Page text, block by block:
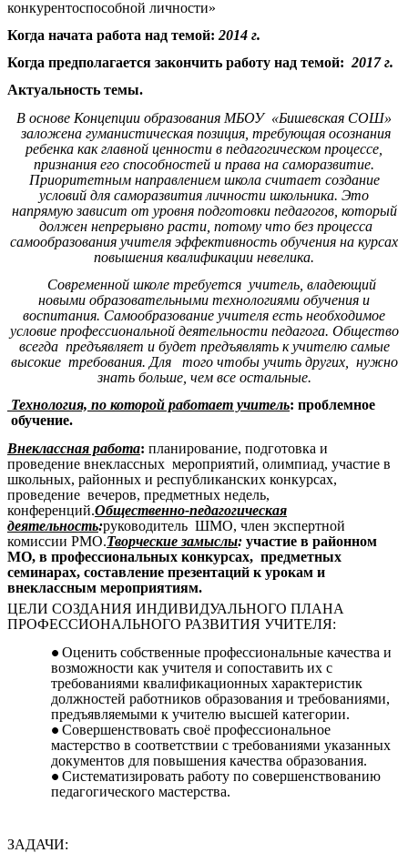
конкурентоспособной личности»
Когда начата работа над темой: 2014 г.
Когда предполагается закончить работу над темой: 2017 г.
Актуальность темы.
В основе Концепции образования МБОУ «Бишевская СОШ»
заложена гуманистическая позиция, требующая осознания
ребенка как главной ценности в педагогическом процессе,
признания его способностей и права на саморазвитие.
Приоритетным направлением школа считает создание
условий для саморазвития личности школьника. Это
напрямую зависит от уровня подготовки педагогов, который
должен непрерывно расти, потому что без процесса
самообразования учителя эффективность обучения на курсах
повышения квалификации невелика.
Современной школе требуется учитель, владеющий
новыми образовательными технологиями обучения и
воспитания. Самообразование учителя есть необходимое
условие профессиональной деятельности педагога. Общество
всегда предъявляет и будет предъявлять к учителю самые
высокие требования. Для того чтобы учить других, нужно
знать больше, чем все остальные.
Технология, по которой работает учитель: проблемное
обучение.
Внеклассная работа: планирование, подготовка и
проведение внеклассных мероприятий, олимпиад, участие в
школьных, районных и республиканских конкурсах,
проведение вечеров, предметных недель,
конференций.Общественно-педагогическая
деятельность:руководитель ШМО, член экспертной
комиссии РМО.Творческие замыслы: участие в районном
МО, в профессиональных конкурсах, предметных
семинарах, составление презентаций к урокам и
внеклассным мероприятиям.
ЦЕЛИ СОЗДАНИЯ ИНДИВИДУАЛЬНОГО ПЛАНА
ПРОФЕССИОНАЛЬНОГО РАЗВИТИЯ УЧИТЕЛЯ:
Оценить собственные профессиональные качества и
возможности как учителя и сопоставить их с
требованиями квалификационных характеристик
должностей работников образования и требованиями,
предъявляемыми к учителю высшей категории.
Совершенствовать своё профессиональное
мастерство в соответствии с требованиями указанных
документов для повышения качества образования.
Систематизировать работу по совершенствованию
педагогического мастерства.
ЗАДАЧИ: